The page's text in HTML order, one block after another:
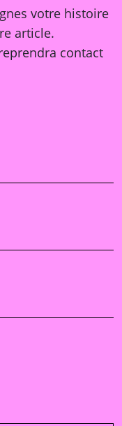
votre histoire
article.
contact